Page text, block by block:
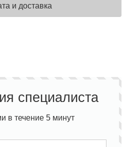
и доставка
специалиста
в течение 5 минут